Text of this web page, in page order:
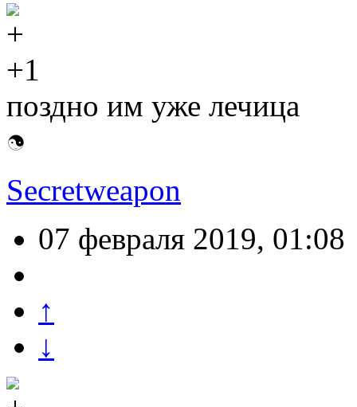
+1
поздно им уже лечица
Secretweapon
07 февраля 2019, 01:08
↑
↓